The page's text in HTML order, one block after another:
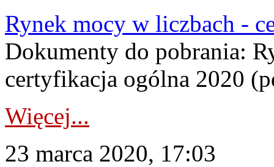
Rynek mocy w liczbach -
Dokumenty do pobrania:
certyfikacja ogólna 2020
Więcej...
23 marca 2020, 17:03